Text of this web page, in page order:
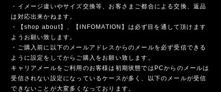
・イメージ違いやサイズ交換等、お客さまご都合による交換、返品
は対応出来かねます。
・【shop about】、【INFOMATION】は必ず目を通して頂けます
ようお願い致します。
・ご購入前に以下のメールアドレスからのメールを必ず受信できる
ように設定をしてからご購入をお願い致します。
キャリアメールをご利用のお客様は初期状態ではPCからのメールは
受信されない設定になっているケースが多く、以下のメールが受信
できないことが大変多くなっております。